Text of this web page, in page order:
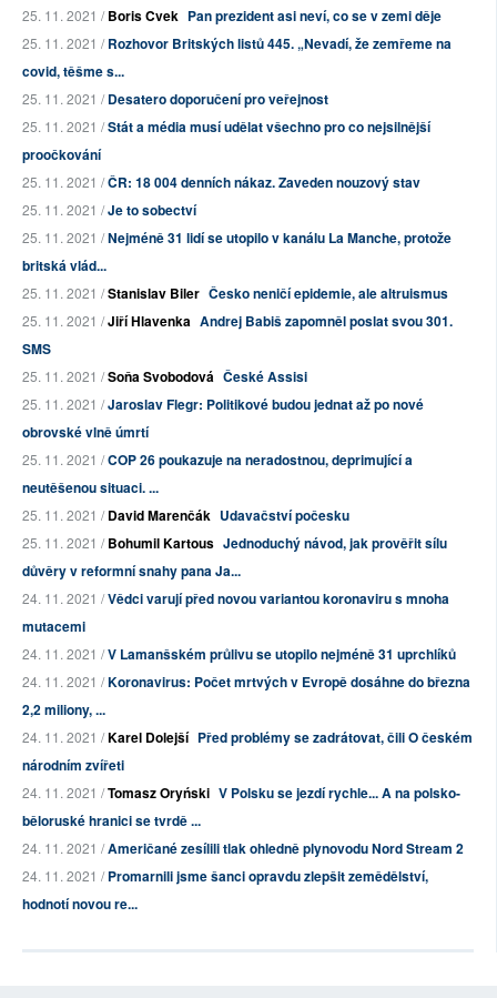
25. 11. 2021 /Boris Cvek Pan prezident asi neví, co se v zemi děje
25. 11. 2021 /Rozhovor Britských listů 445. „Nevadí, že zemřeme na
covid, těšme s...
25. 11. 2021 /Desatero doporučení pro veřejnost
25. 11. 2021 /Stát a média musí udělat všechno pro co nejsilnější
proočkování
25. 11. 2021 /ČR: 18 004 denních nákaz. Zaveden nouzový stav
25. 11. 2021 /Je to sobectví
25. 11. 2021 /Nejméně 31 lidí se utopilo v kanálu La Manche, protože
britská vlád...
25. 11. 2021 /Stanislav Biler Česko neničí epidemie, ale altruismus
25. 11. 2021 /Jiří Hlavenka Andrej Babiš zapomněl poslat svou 301.
SMS
25. 11. 2021 /Soňa Svobodová České Assisi
25. 11. 2021 /Jaroslav Flegr: Politikové budou jednat až po nové
obrovské vlně úmrtí
25. 11. 2021 /COP 26 poukazuje na neradostnou, deprimující a
neutěšenou situaci. ...
25. 11. 2021 /David Marenčák Udavačství počesku
25. 11. 2021 /Bohumil Kartous Jednoduchý návod, jak prověřit sílu
důvěry v reformní snahy pana Ja...
24. 11. 2021 /Vědci varují před novou variantou koronaviru s mnoha
mutacemi
24. 11. 2021 /V Lamanšském průlivu se utopilo nejméně 31 uprchlíků
24. 11. 2021 /Koronavirus: Počet mrtvých v Evropě dosáhne do března
2,2 miliony, ...
24. 11. 2021 /Karel Dolejší Před problémy se zadrátovat, čili O českém
národním zvířeti
24. 11. 2021 /Tomasz Oryński V Polsku se jezdí rychle... A na polsko-
běloruské hranici se tvrdě ...
24. 11. 2021 /Američané zesílili tlak ohledně plynovodu Nord Stream 2
24. 11. 2021 /Promarnili jsme šanci opravdu zlepšit zemědělství,
hodnotí novou re...